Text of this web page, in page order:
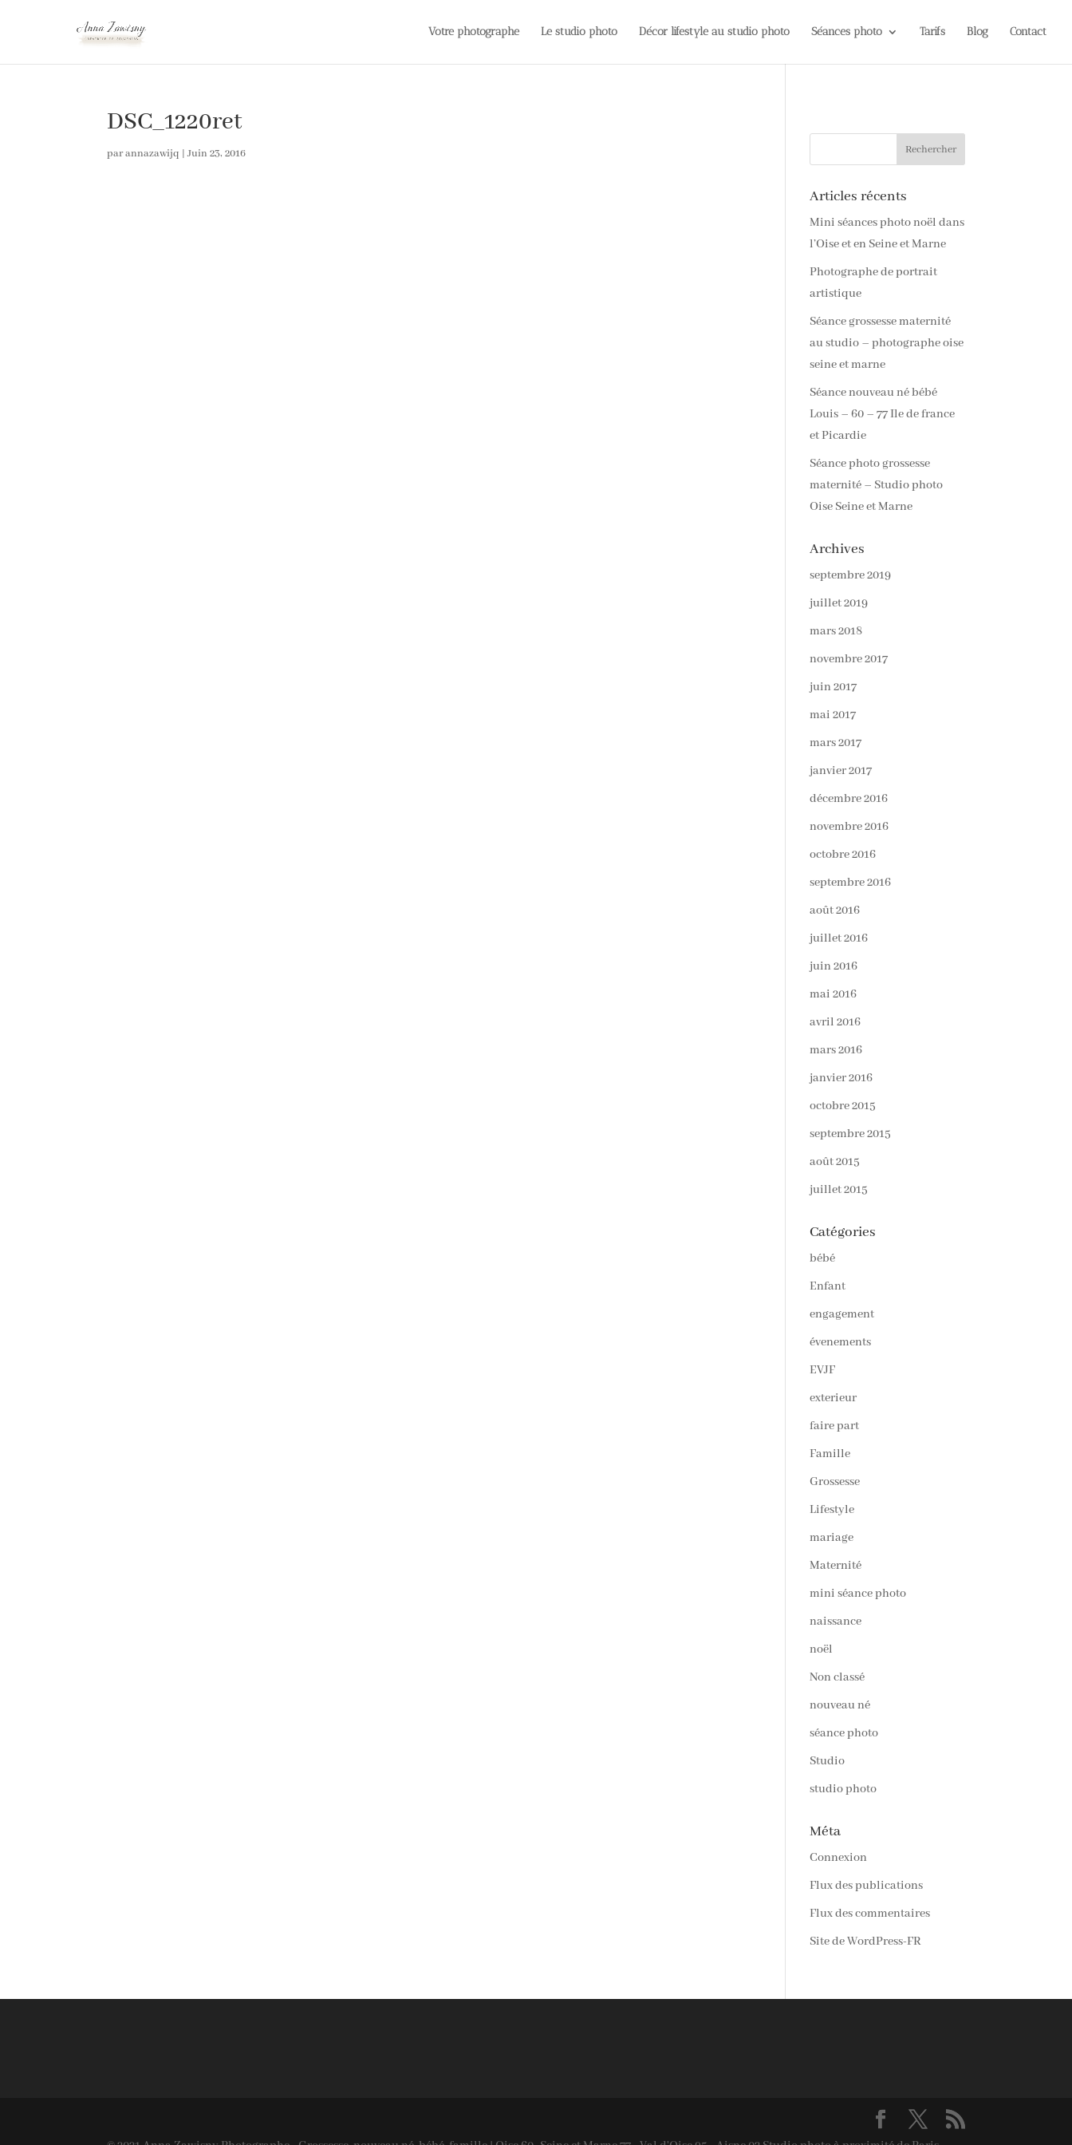
Votre photographe Le studio photo Décor lifestyle au studio photo Séances photo Tarifs Blog Contact
DSC_1220ret
parannazawijq |Juin 23, 2016
Articles récents
Mini séances photo noël dans
l’Oise et en Seine et Marne
Photographe de portrait
artistique
Séance grossesse maternité
au studio – photographe oise
seine et marne
Séance nouveau né bébé
Louis – 60 – 77 Ile de france
et Picardie
Séance photo grossesse
maternité – Studio photo
Oise Seine et Marne
Archives
septembre 2019
juillet 2019
mars 2018
novembre 2017
juin 2017
mai 2017
mars 2017
janvier 2017
décembre 2016
novembre 2016
octobre 2016
septembre 2016
août 2016
juillet 2016
juin 2016
mai 2016
avril 2016
mars 2016
janvier 2016
octobre 2015
septembre 2015
août 2015
juillet 2015
Catégories
bébé
Enfant
engagement
évenements
EVJF
exterieur
faire part
Famille
Grossesse
Lifestyle
mariage
Maternité
mini séance photo
naissance
noël
Non classé
nouveau né
séance photo
Studio
studio photo
Méta
Connexion
Flux des publications
Flux des commentaires
Site de WordPress-FR